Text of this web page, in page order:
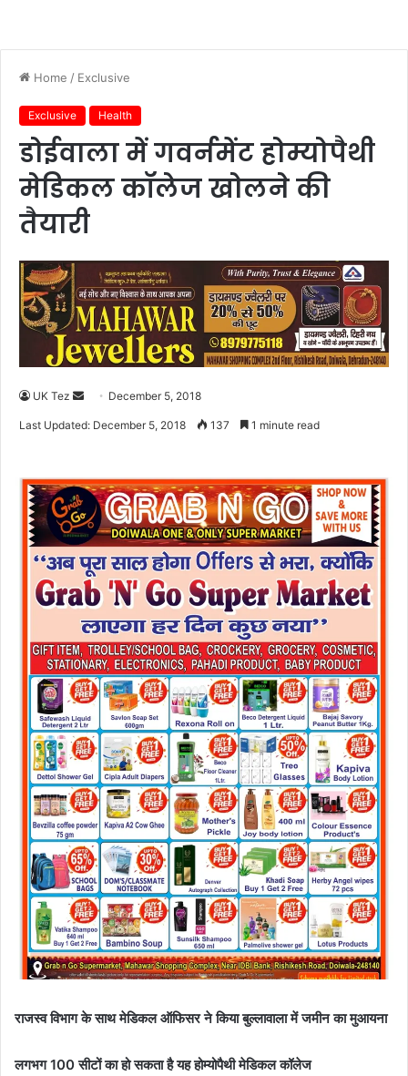
Home / Exclusive
Exclusive Health
डोईवाला में गवर्नमेंट होम्योपैथी
मेडिकल कॉलेज खोलने की
तैयारी
UK Tez
e
a
e
m
a
i
December 5, 2018
Last Updated: December 5, 2018 137 1 minute read
राजस्व विभाग के साथ मेडिकल ऑफिसर ने किया बुल्लावाला में जमीन का मुआयना
लगभग 100 सीटों का हो सकता है यह होम्योपैथी मेडिकल कॉलेज